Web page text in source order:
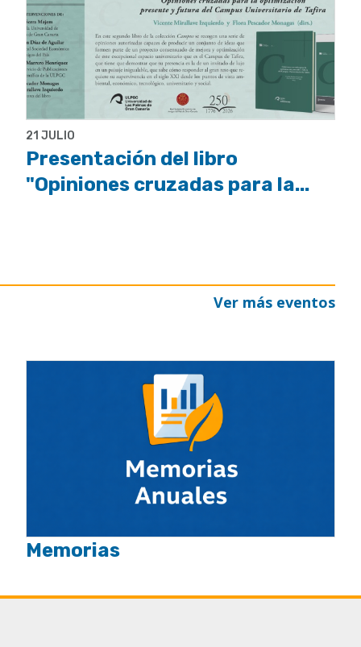
21 JULIO
Presentación del libro
"Opiniones cruzadas para la...
Ver más eventos
Memorias